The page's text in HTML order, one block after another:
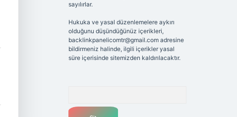
sayılırlar.
Hukuka ve yasal düzenlemelere aykırı
olduğunu düşündüğünüz içerikleri,
backlinkpanelicomtr@gmail.comadresine
bildirmeniz halinde, ilgili içerikler yasal
süre içerisinde sitemizden kaldırılacaktır.